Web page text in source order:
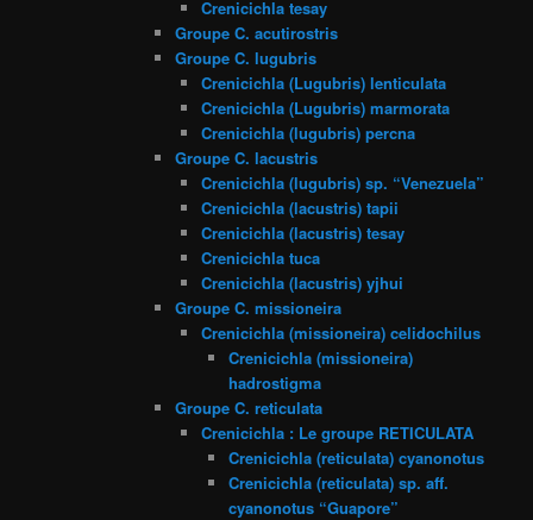
Crenicichla tesay
Groupe C. acutirostris
Groupe C. lugubris
Crenicichla (Lugubris) lenticulata
Crenicichla (Lugubris) marmorata
Crenicichla (lugubris) percna
Groupe C. lacustris
Crenicichla (lugubris) sp. “Venezuela”
Crenicichla (lacustris) tapii
Crenicichla (lacustris) tesay
Crenicichla tuca
Crenicichla (lacustris) yjhui
Groupe C. missioneira
Crenicichla (missioneira) celidochilus
Crenicichla (missioneira)
hadrostigma
Groupe C. reticulata
Crenicichla : Le groupe RETICULATA
Crenicichla (reticulata) cyanonotus
Crenicichla (reticulata) sp. aff.
cyanonotus “Guapore”